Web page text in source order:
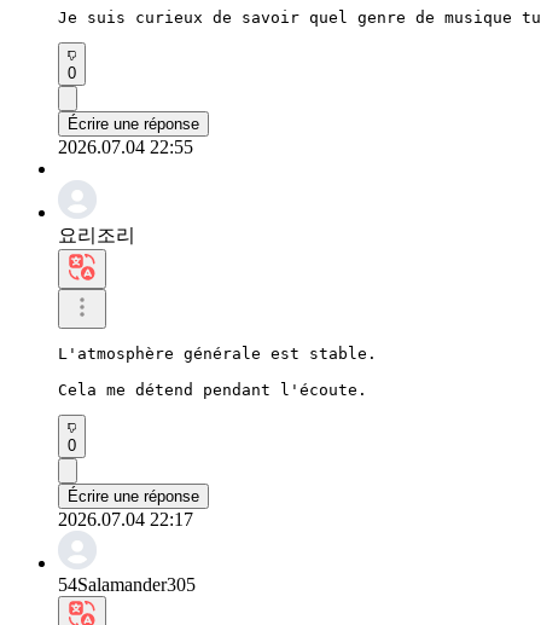
Je suis curieux de savoir quel genre de musique
0
Écrire une réponse
2026.07.04 22:55
요리조리
L'atmosphère générale est stable.
Cela me détend pendant l'écoute.
0
Écrire une réponse
2026.07.04 22:17
54Salamander305